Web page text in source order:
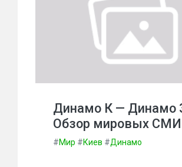
Динамо К — Динамо
Обзор мировых СМИ
#Мир #Киев #Динамо